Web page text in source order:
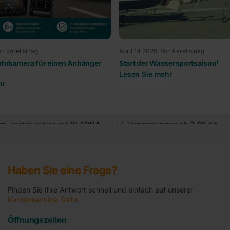
karel sinagl
für einen Anhänger
April 14 2026 , Von karel sinagl
Start der Wassersportsaison!
Lesen Sie mehr
, später zahlen mit KLARNA Versandkosten ab 2,95 €*
Haben Sie eine Frage?
Finden Sie Ihre Antwort schnell und einfach auf unserer
Kundenservice-Seite.
Öffnungszeiten